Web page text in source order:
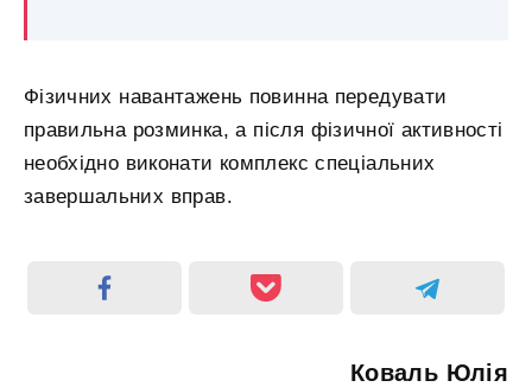
Фізичних навантажень повинна передувати
правильна розминка, а після фізичної активності
необхідно виконати комплекс спеціальних
завершальних вправ.
Коваль Юлія